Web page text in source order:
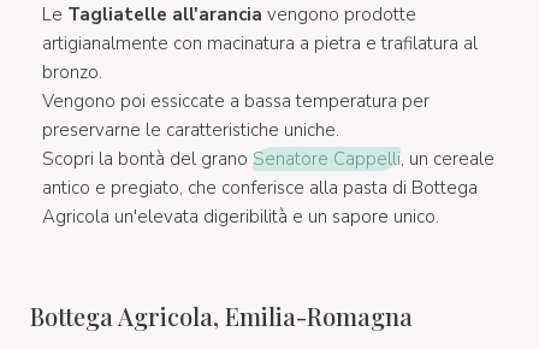
Le Tagliatelle all'arancia vengono prodotte
artigianalmente con macinatura a pietra e trafilatura al
bronzo.
Vengono poi essiccate a bassa temperatura per
preservarne le caratteristiche uniche.
Scopri la bontà del grano Senatore Cappelli, un cereale
antico e pregiato, che conferisce alla pasta di Bottega
Agricola un'elevata digeribilità e un sapore unico.
Bottega Agricola, Emilia-Romagna